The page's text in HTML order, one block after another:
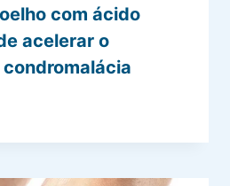
com ácido
acelerar o